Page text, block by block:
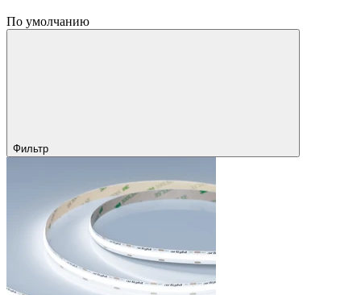
По умолчанию
Фильтр